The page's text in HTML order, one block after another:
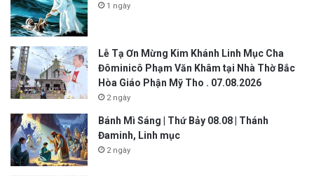
1 ngày
Lễ Tạ Ơn Mừng Kim Khánh Linh Mục Cha
Đôminicô Phạm Văn Khâm tại Nhà Thờ Bắc
Hòa Giáo Phận Mỹ Tho . 07.08.2026
2 ngày
Bánh Mì Sáng | Thứ Bảy 08.08 | Thánh
Đaminh, Linh mục
2 ngày